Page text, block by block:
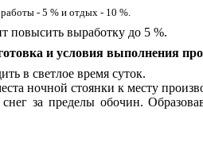
работы - 5 % и отдых - 10 %.
повысить выработку до 5 %.
и условия выполнения
в светлое время суток.
ночной стоянки к месту
за пределы обочин.